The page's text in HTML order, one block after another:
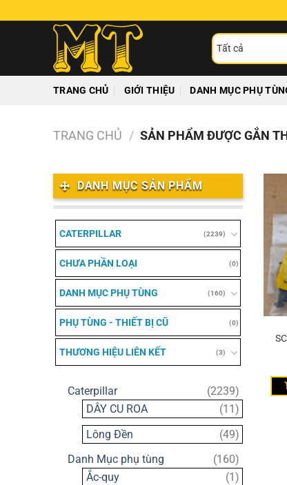
đến
TRANG CHỦ GIỚI THIỆU DANH MỤC PHỤ
TRANG CHỦ / SẢN PHẨM ĐƯỢC GẮN
DANH MỤC SẢN PHẨM
CATERPILLAR (2239)
CHƯA PHẦN LOẠI (0)
DANH MỤC PHỤ TÙNG (160)
PHỤ TÙNG - THIẾT BỊ CŨ (0)
THƯƠNG HIỆU LIÊN KẾT (3)
Caterpillar 22392239
sản
phẩm
DÂY CU ROA 11 11
sản
phẩm
Lông Đền 4949
sản
phẩm
Danh Mục phụ tùng 160160
sản
Ắc-quy 11